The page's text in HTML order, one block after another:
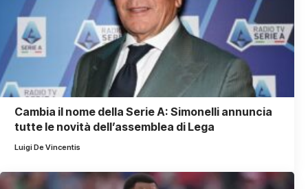
Cambia il nome della Serie A: Simonelli annuncia
tutte le novità dell’assemblea di Lega
Luigi De Vincentis